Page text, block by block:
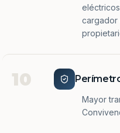
cargador
10
Mayor